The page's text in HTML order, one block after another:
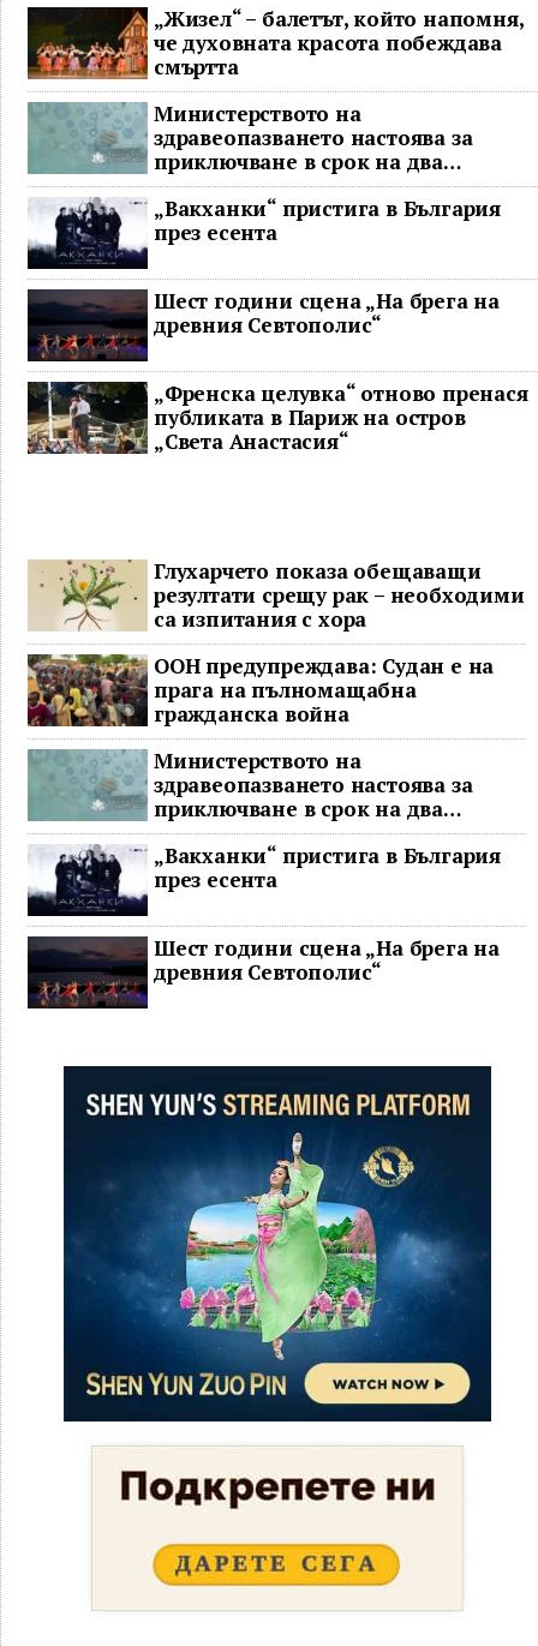
„Жизел“ – балетът, който напомня,
че духовната красота побеждава
смъртта
Министерството на
здравеопазването настоява за
приключване в срок на два
ключови строителни проекта
„Вакханки“ пристига в България
през есента
Шест години сцена „На брега на
древния Севтополис“
„Френска целувка“ отново пренася
публиката в Париж на остров
„Света Анастасия“
Глухарчето показа обещаващи
резултати срещу рак – необходими
са изпитания с хора
ООН предупреждава: Судан е на
прага на пълномащабна
гражданска война
Министерството на
здравеопазването настоява за
приключване в срок на два
ключови строителни проекта
„Вакханки“ пристига в България
през есента
Шест години сцена „На брега на
древния Севтополис“